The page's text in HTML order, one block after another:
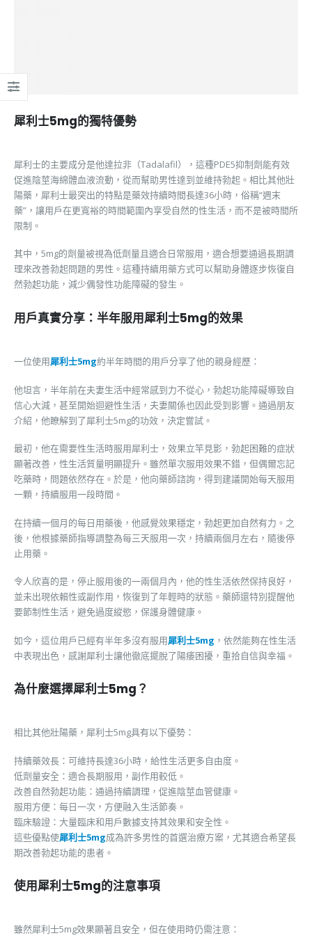
犀利士5mg的獨特優勢
犀利士的主要成分是他達拉非（Tadalafil），這種PDE5抑制劑能有效
促進陰莖海綿體血液流動，從而幫助男性達到並維持勃起。相比其他壯
陽藥，犀利士最突出的特點是藥效持續時間長達36小時，俗稱“週末
藥”，讓用戶在更寬裕的時間範圍內享受自然的性生活，而不是被時間所
限制。
其中，5mg的劑量被視為低劑量且適合日常服用，適合想要通過長期調
理來改善勃起問題的男性。這種持續用藥方式可以幫助身體逐步恢復自
然勃起功能，減少偶發性功能障礙的發生。
用戶真實分享：半年服用犀利士5mg的效果
一位使用犀利士5mg約半年時間的用戶分享了他的親身經歷：
他坦言，半年前在夫妻生活中經常感到力不從心，勃起功能障礙導致自
信心大減，甚至開始迴避性生活，夫妻關係也因此受到影響。通過朋友
介紹，他瞭解到了犀利士5mg的功效，決定嘗試。
最初，他在需要性生活時服用犀利士，效果立竿見影，勃起困難的症狀
顯著改善，性生活質量明顯提升。雖然單次服用效果不錯，但偶爾忘記
吃藥時，問題依然存在。於是，他向藥師諮詢，得到建議開始每天服用
一顆，持續服用一段時間。
在持續一個月的每日用藥後，他感覺效果穩定，勃起更加自然有力。之
後，他根據藥師指導調整為每三天服用一次，持續兩個月左右，隨後停
止用藥。
令人欣喜的是，停止服用後的一兩個月內，他的性生活依然保持良好，
並未出現依賴性或副作用，恢復到了年輕時的狀態。藥師還特別提醒他
要節制性生活，避免過度縱慾，保護身體健康。
如今，這位用戶已經有半年多沒有服用犀利士5mg ，依然能夠在性生活
中表現出色，感謝犀利士讓他徹底擺脫了陽痿困擾，重拾自信與幸福。
為什麼選擇犀利士5mg？
相比其他壯陽藥，犀利士5mg具有以下優勢：
持續藥效長：可維持長達36小時，給性生活更多自由度。
低劑量安全：適合長期服用，副作用較低。
改善自然勃起功能：通過持續調理，促進陰莖血管健康。
服用方便：每日一次，方便融入生活節奏。
臨床驗證：大量臨床和用戶數據支持其效果和安全性。
這些優點使犀利士5mg成為許多男性的首選治療方案，尤其適合希望長
期改善勃起功能的患者。
使用犀利士5mg的注意事項
雖然犀利士5mg效果顯著且安全，但在使用時仍需注意：